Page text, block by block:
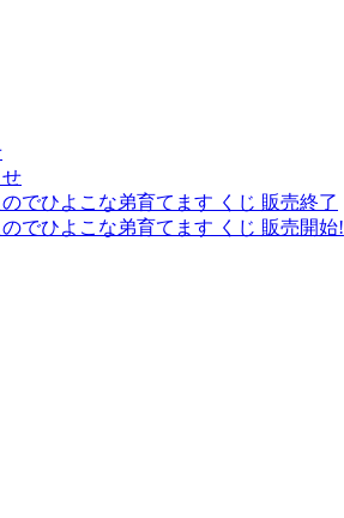
でひよこな弟育てます くじ 販売終了
でひよこな弟育てます くじ 販売開始!